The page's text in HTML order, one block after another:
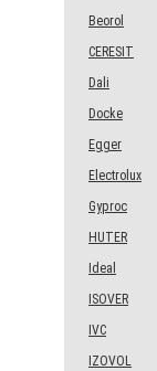
Beorol
CERESIT
Dali
Docke
Egger
Electrolux
Gyproc
HUTER
Ideal
ISOVER
IVC
IZOVOL